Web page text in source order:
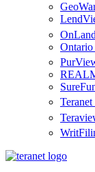
OnLand
Ontario
Menu
search
Menu